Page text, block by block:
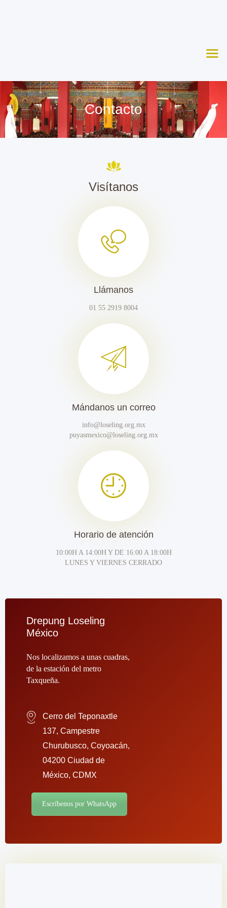
Contacto
Agenda
Apoya
Contacto
Visítanos
Llámanos
01 55 2919 8004
Mándanos un correo
info@loseling.org.mx
puyasmexico@loseling.org.mx
Horario de atención
10:00H A 14:00H Y DE 16:00 A 18:00H
LUNES Y VIERNES CERRADO
Drepung Loseling
México
Nos localizamos a unas cuadras,
de la estación del metro
Taxqueña.
Cerro del Teponaxtle
137, Campestre
Churubusco, Coyoacán,
04200 Ciudad de
México, CDMX
Escríbenos por WhatsApp